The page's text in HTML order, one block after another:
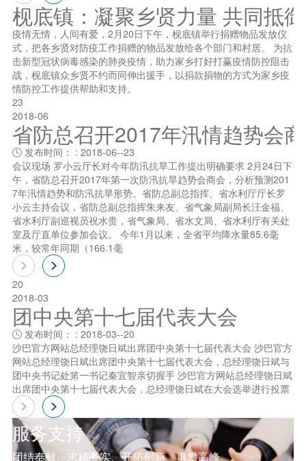
枧底镇：凝聚乡贤力量 共同抵
疫情无情，人间有爱，2月20日下午，枧底镇举行捐赠物品发放仪
式，把各乡贤对防疫工作捐赠的物品发放给各个部门和村居。 为抗
击新型冠状病毒感染的肺炎疫情，助力家乡打好打赢疫情防控阻击
战，枧底镇众乡贤不约而同伸出援手，以捐款捐物的方式为家乡疫
情防控工作提供帮助和支持。
23
2018-06
省防总召开2017年汛情趋势会
发布时间： : 2018-06--23
会议现场 罗小云厅长对今年防汛抗旱工作提出明确要求 2月24日下
午，省防总召开2017年第一次防汛抗旱趋势会商会，分析预测201
7年汛情趋势和防汛抗旱形势。省防总副总指挥、省水利厅厅长罗
小云主持会议，省防总副总指挥朱来友、省气象局副局长汪金福、
省水利厅副巡视员祝水贵，省气象局、省水文局、省水利厅有关处
室及厅直单位参加会议。 今年1月以来，全省平均降水量85.6毫
米，较常年同期（166.1毫
20
2018-03
团中央第十七届代表大会
发布时间： : 2018-03--20
沙巴官方网站总经理饶日斌出席团中央第十七届代表大会 沙巴官方
网站总经理饶日斌出席团中央第十七届代表大会，总经理饶日斌与
团中央书记处笫一书记秦宜智亲切握手 沙巴官方网站总经理饶日斌
出席团中央第十七届代表大会，总经理饶日斌在大会选举进行投票
服务支持
团结奉献、求精务实、开拓创新、勇攀高峰